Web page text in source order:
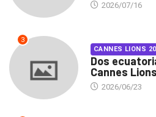
2026/07/16
3
CANNES LIONS
Dos
Cannes
2026/06/23